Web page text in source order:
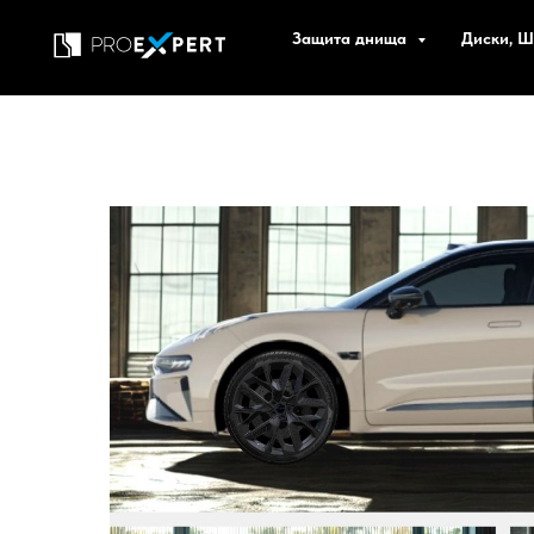
Защита днища Диски,